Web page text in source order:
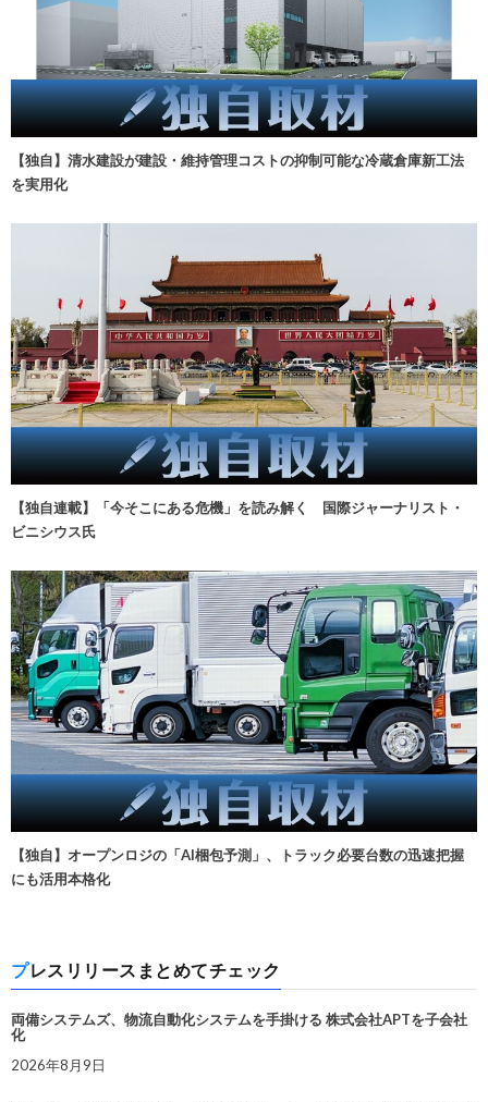
【独自】清水建設が建設・維持管理コストの抑制可能な冷蔵倉庫新工法
を実用化
【独自連載】「今そこにある危機」を読み解く 国際ジャーナリスト・
ビニシウス氏
【独自】オープンロジの「AI梱包予測」、トラック必要台数の迅速把握
にも活用本格化
プレスリリースまとめてチェック
両備システムズ、物流自動化システムを手掛ける 株式会社APTを子会社
化
2026年8月9日